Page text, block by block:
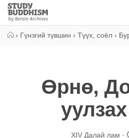
Close
Study
Buddhism
› Гүнзгий түвшин › Түүх, соёл ›
Өрнө,
XIV Далай лам